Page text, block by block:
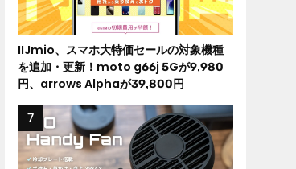
IIJmio、スマホ大特価セールの対象機種
を追加・更新！moto g66j 5Gが9,980
円、arrows Alphaが39,800円